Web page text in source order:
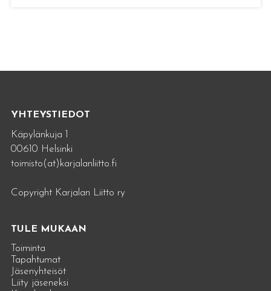
YHTEYSTIEDOT
Käpylänkuja 1
00610 Helsinki
toimisto(at)karjalanliitto.fi
Copyright Karjalan Liitto ry
TULE MUKAAN
Toiminta
Tapahtumat
Jäsenyhteisöt
Liity jäseneksi